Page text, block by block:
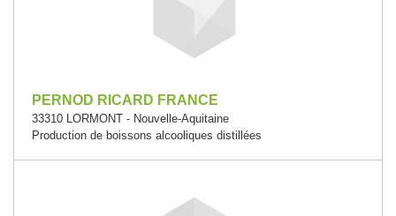
PERNOD RICARD FRANCE
33310 LORMONT - Nouvelle-Aquitaine
Production de boissons alcooliques distillées